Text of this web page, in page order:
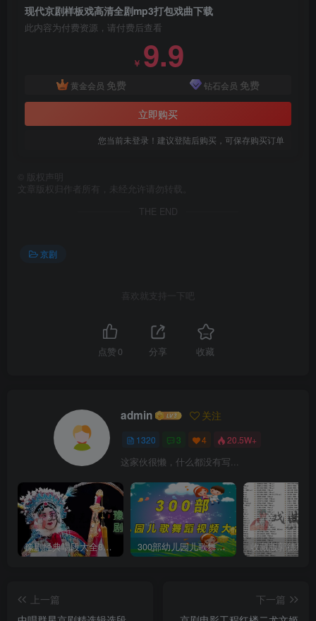
现代京剧样板戏高清全剧mp3打包戏曲下载
此内容为付费资源，请付费后查看
￥ 9.9
黄金会员 免费 钻石会员 免费
立即购买
您当前未登录！建议登陆后购买，可保存购买订单
版权声明
文章版权归作者所有，未经允许请勿转载。
THE END
京剧
喜欢就支持一下吧
点赞 0 分享 收藏
admin 关注
1320 3 4 20.5W+
这家伙很懒，什么都没有写...
豫剧经典唱段大全850首mp3打包戏曲下载 300部幼儿园儿歌舞蹈视频大合集
上一篇
下一篇